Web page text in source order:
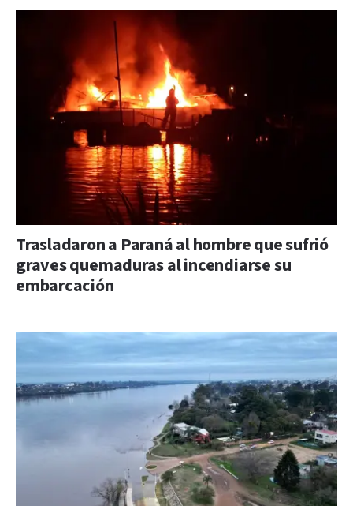
Trasladaron a Paraná al hombre que sufrió
graves quemaduras al incendiarse su
embarcación